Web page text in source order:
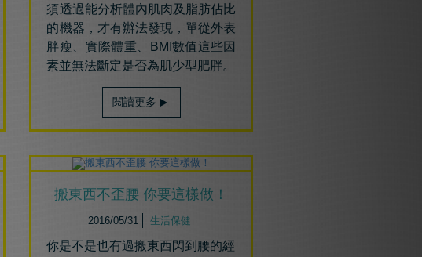
須透過能分析體內肌肉及脂肪佔比
的機器，才有辦法發現，單從外表
胖瘦、實際體重、
BMI 數值這些因
素並無法斷定是否為肌少型肥胖。
閱讀更多
搬東西不歪腰 你要這樣做！
2016/05/31 生活保健
你是不是也有過搬東西閃到腰的經